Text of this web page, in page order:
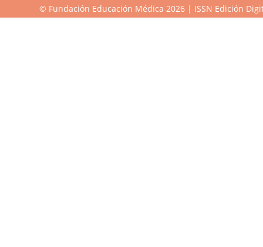
© Fundación Educación Médica 2026 | ISSN Edición